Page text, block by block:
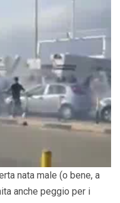
nata male (o bene, a
anche peggio per i